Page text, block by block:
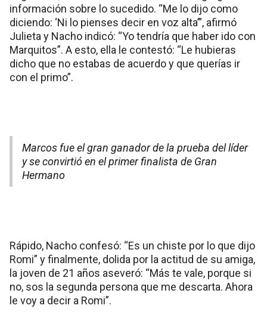
información sobre lo sucedido. “Me lo dijo como
diciendo: ‘Ni lo pienses decir en voz alta’”, afirmó
Julieta y Nacho indicó: “Yo tendría que haber ido con
Marquitos”. A esto, ella le contestó: “Le hubieras
dicho que no estabas de acuerdo y que querías ir
con el primo”.
Marcos fue el gran ganador de la prueba del líder
y se convirtió en el primer finalista de Gran
Hermano
Rápido, Nacho confesó: “Es un chiste por lo que dijo
Romi” y finalmente, dolida por la actitud de su amiga,
la joven de 21 años aseveró: “Más te vale, porque si
no, sos la segunda persona que me descarta. Ahora
le voy a decir a Romi”.